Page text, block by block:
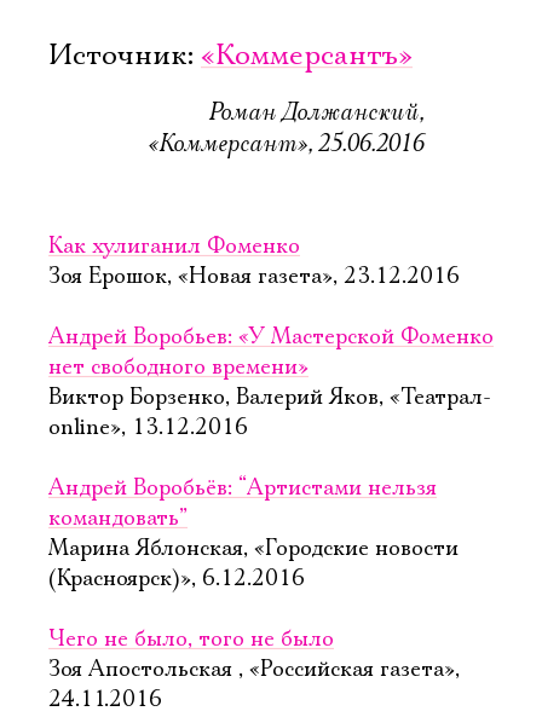
Источник: «Коммерсантъ»
Роман Должанский,
«Коммерсант», 25.06.2016
Как хулиганил Фоменко
Зоя Ерошок, «Новая газета», 23.12.2016
Андрей Воробьев: «У Мастерской Фоменко
нет свободного времени»
Виктор Борзенко, Валерий Яков, «Театрал-
online», 13.12.2016
Андрей Воробьёв: “Артистами нельзя
командовать”
Марина Яблонская, «Городские новости
(Красноярск)», 6.12.2016
Чего не было, того не было
Зоя Апостольская , «Российская газета»,
24.11.2016